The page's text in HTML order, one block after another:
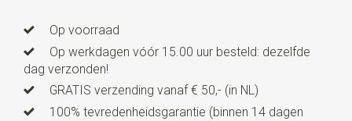
Op voorraad
Op werkdagen vóór 15.00 uur besteld: dezelfde
dag verzonden!
GRATIS verzending vanaf € 50,- (in NL)
100% tevredenheidsgarantie (binnen 14 dagen